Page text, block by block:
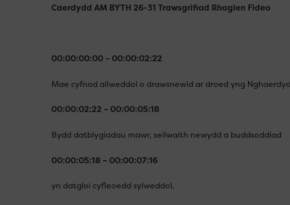
Caerdydd AM BYTH 26-31 Trawsgrifiad Rhaglen Fideo
00:00:00:00 – 00:00:02:22
Mae cyfnod allweddol o drawsnewid ar droed yng
00:00:02:22 – 00:00:05:18
Bydd datblygiadau mawr, seilwaith newydd a buddsoddiad
00:00:05:18 – 00:00:07:16
yn datgloi cyfleoedd sylweddol,